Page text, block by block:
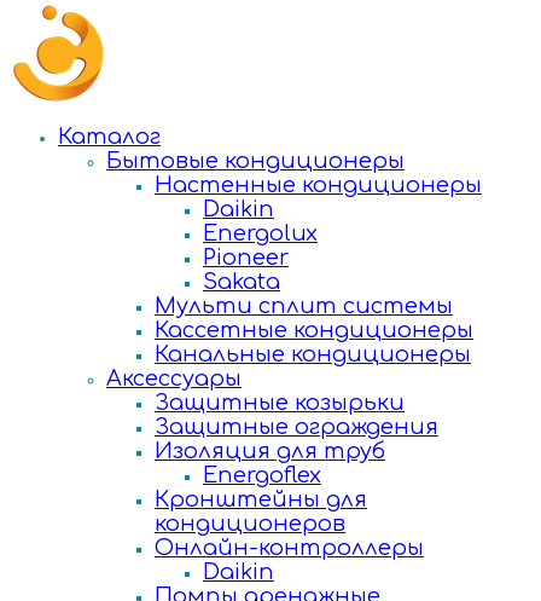
Каталог
Бытовые кондиционеры
Настенные кондиционеры
Daikin
Energolux
Pioneer
Sakata
Мульти сплит системы
Кассетные кондиционеры
Канальные кондиционеры
Аксессуары
Защитные козырьки
Защитные ограждения
Изоляция для труб
Energoflex
Кронштейны для
кондиционеров
Онлайн-контроллеры
Daikin
Помпы дренажные